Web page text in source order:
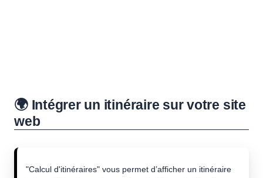
🌍 Intégrer un itinéraire sur votre site
web
"Calcul d'itinéraires" vous permet d’afficher un itinéraire